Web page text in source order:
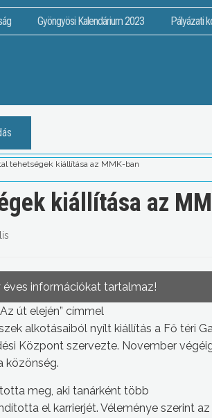
Gyöngyösi Kalendárium 2023 Pályázati
tehetségek kiállítása az MMK-ban
kiállítása az
éves információkat tartalmaz!
út elején” címmel
alkotásaiból nyílt kiállítás a Fő téri
Központ szervezte. November
közönség.
meg, aki tanárként több
el karrierjét. Véleménye szerint az